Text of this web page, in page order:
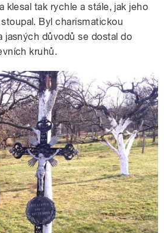
klesal tak rychle a stále, jak jeho
Byl charismatickou
jasných důvodů se dostal do
kruhů.